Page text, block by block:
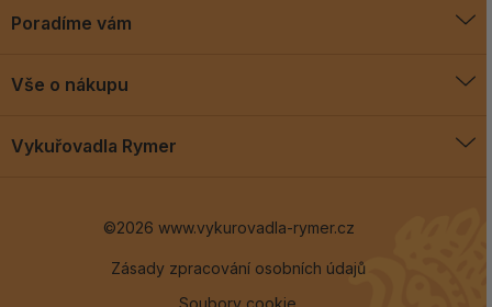
Poradíme vám
Blog
Vše o nákupu
Vykuřovadla Rymer
©2026 www.vykurovadla-rymer.cz
Zásady zpracování osobních údajů
Soubory cookie